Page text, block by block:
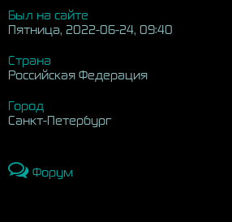
Был на сайте
Пятница, 2022-06-24, 09:40
Страна
Российская Федерация
Город
Санкт-Петербург
Форум